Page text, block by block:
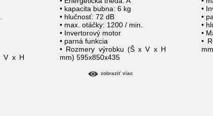
V x H
• kapacita bubna: 6 kg
• hlučnosť: 72 dB
• max. otáčky: 1200 / min.
• Invertorový motor
• parná funkcia
• Rozmery výrobku (Š x V x H
mm) 595x850x435
zobraziť viac
•
•
•
•
•